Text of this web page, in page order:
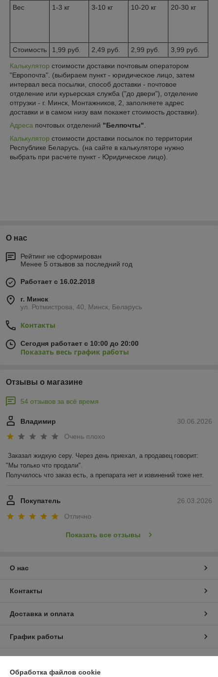
Вес
1-3 кг 3-10 кг 10-20 кг 20-30 кг
Стоимость 1,99 руб. 2,49 руб. 2,99 руб. 3,99 руб.
Калькулятор стоимости доставки почтовым оператором
"Европочта". (выбираем пункт - юридическое лицо, затем
интервал веса посылки, способ доставки - почтовое
отделение или курьерская служба ("до двери"), отделение
отгрузки - г. Минск, Монтажников, 2, заполняете адрес
доставки и в самом низу вам покажет стоимость доставки).
Адреса почтовых отделений "Белпочты"
Калькулятор стоимости доставки посылок по территории
Республике Беларусь. (на сайте в калькуляторе нужно
выбрать при расчете пункт - Юридическое лицо).
О нас
Рейтинг не сформирован
Менее 5 отзывов за последний год
Работает с 16.02.2018
г. Минск
ул. Ротмистрова, 40, Минск, Беларусь
Контакты
Сегодня работает с 10:00 до 20:00
Показать весь график работы
Отзывы о магазине
54 отзывов за всё время
30.06.2026
Владимир
Очень плохо
Заказал жидкую серу. Через день приехал, а продавец говорит:
"Мы только что продали".
Получилось что заказ есть, а препарата нет и извинений тоже нет.
26.03.2026
Покупатель
Отлично
Показать все отзывы
О нас
Контакты
Доставка и оплата
График работы
Обработка файлов cookie